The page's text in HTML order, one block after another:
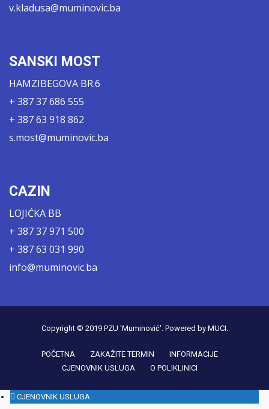
v.kladusa@muminovic.ba
SANSKI MOST
HAMZIBEGOVA BR.6
+ 387 37 686 555
+ 387 63 918 862
s.most@muminovic.ba
CAZIN
LOJIĆKA BB
+ 387 37 971 500
+ 387 63 031 990
info@muminovic.ba
Copyright © 2019 PZU 'Muminović' . Powered by MUCI
POČETNA ZAKAŽITE TERMIN
INFORMACIJE
CJENOVNIK USLUGA
O POLIKLINICI
CJENOVNIK USLUGA